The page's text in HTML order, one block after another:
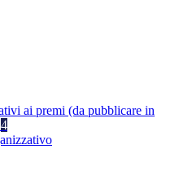
ai premi (da pubblicare in
4